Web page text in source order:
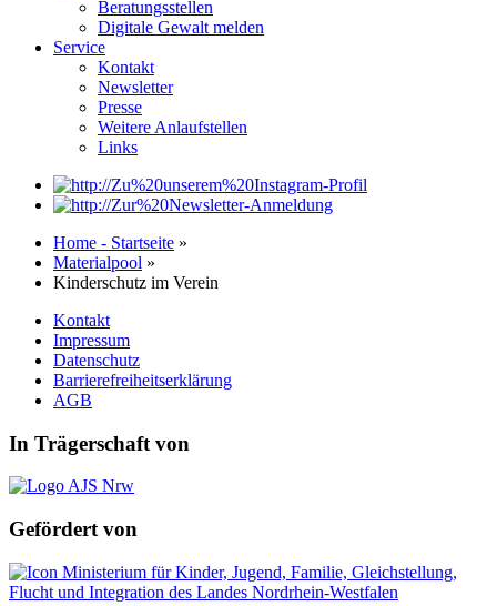
Beratungsstellen
Digitale Gewalt melden
Service
Kontakt
Newsletter
Presse
Weitere Anlaufstellen
Links
Home - Startseite »
Materialpool »
Kinderschutz im Verein
Kontakt
Impressum
Datenschutz
Barrierefreiheitserklärung
AGB
In Trägerschaft von
Gefördert von